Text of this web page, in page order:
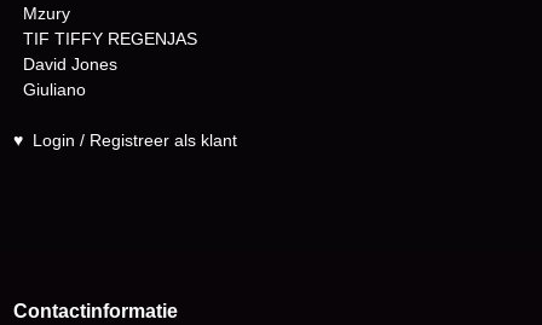
Mzury
TIF TIFFY REGENJAS
David Jones
Giuliano
♥ Login / Registreer als klant
Contactinformatie